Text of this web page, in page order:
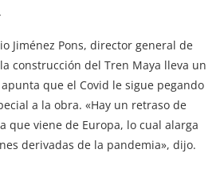
Jiménez Pons, director general de
construcción del Tren Maya lleva un
que el Covid le sigue pegando
a la obra. «Hay un retraso de
que viene de Europa, lo cual alarga
derivadas de la pandemia», dijo.